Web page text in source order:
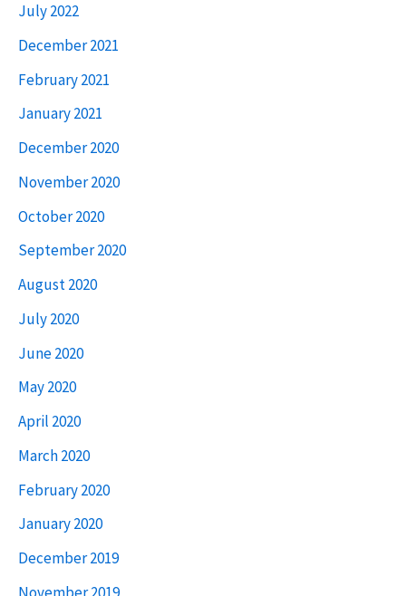
July 2022
December 2021
February 2021
January 2021
December 2020
November 2020
October 2020
September 2020
August 2020
July 2020
June 2020
May 2020
April 2020
March 2020
February 2020
January 2020
December 2019